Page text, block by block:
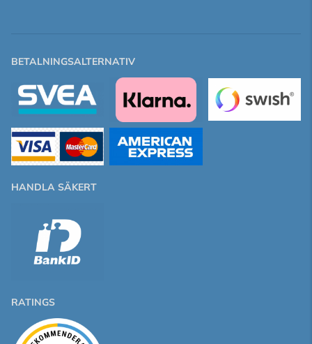
BETALNINGSALTERNATIV
HANDLA SÄKERT
RATINGS